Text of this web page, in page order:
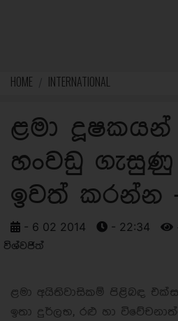
HOME INTERNATIONAL
ළමා දූෂකයන්
හංවඩු
ඉවත් කරන්න
- 6 02 2014 - 22:34
විශ්වජිත්
ළමා අයිතිවාසිකම් පිළිබඳ
ඉතා දුර්ලභ, රළු හා